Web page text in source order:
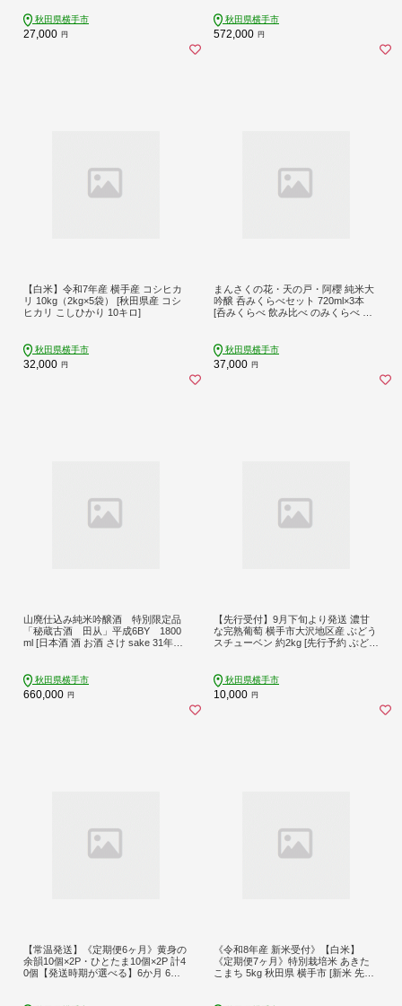
秋田県横手市
27,000 円
秋田県横手市
572,000 円
【白米】令和7年産 横手産 コシヒカ
リ 10kg（2kg×5袋） [秋田県産 コシ
ヒカリ こしひかり 10キロ]
秋田県横手市
32,000 円
まんさくの花・天の戸・阿櫻 純米大
吟醸 呑みくらべセット 720ml×3本
[呑みくらべ 飲み比べ のみくらべ 純
秋田県横手市
37,000 円
山廃仕込み純米吟醸酒 特別限定品
「秘蔵古酒 田从」平成6BY 1800
ml [日本酒 酒 お酒 さけ sake 31年貯
秋田県横手市
660,000 円
【先行受付】9月下旬より発送 濃甘
な完熟葡萄 横手市大沢地区産 ぶどう
スチューベン 約2kg [先行予約 ぶどう
秋田県横手市
10,000 円
【常温発送】《定期便6ヶ月》黄身の
余韻10個×2P・ひとたま10個×2P 計4
0個【発送時期が選べる】6か月 6ヵ
《令和8年産 新米受付》【白米】
《定期便7ヶ月》特別栽培米 あきた
こまち 5kg 秋田県 横手市 [新米 先行